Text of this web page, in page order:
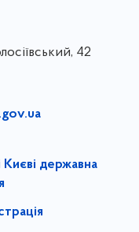
42
Києві державна